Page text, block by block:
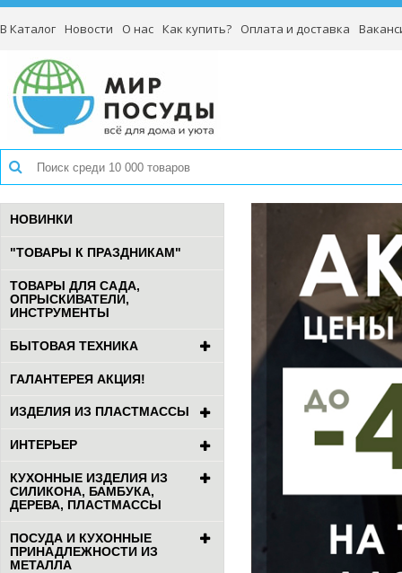
В Каталог Новости О нас Как купить? Оплата и доставка
НОВИНКИ
"ТОВАРЫ К ПРАЗДНИКАМ"
ТОВАРЫ ДЛЯ САДА,
ОПРЫСКИВАТЕЛИ,
ИНСТРУМЕНТЫ
БЫТОВАЯ ТЕХНИКА
ГАЛАНТЕРЕЯ АКЦИЯ!
ИЗДЕЛИЯ ИЗ ПЛАСТМАССЫ
ИНТЕРЬЕР
КУХОННЫЕ ИЗДЕЛИЯ ИЗ
СИЛИКОНА, БАМБУКА,
ДЕРЕВА, ПЛАСТМАССЫ
ПОСУДА И КУХОННЫЕ
ПРИНАДЛЕЖНОСТИ ИЗ
МЕТАЛЛА